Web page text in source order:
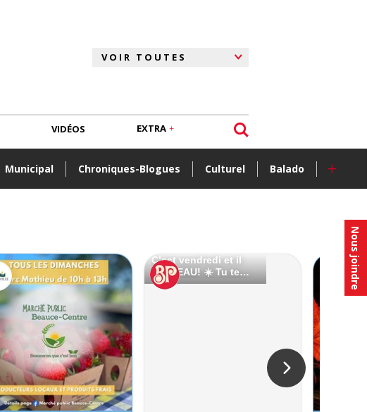
Nous joindre
Municipal Chroniques-Blogues Culturel Balado +
VIDÉOS EXTRA